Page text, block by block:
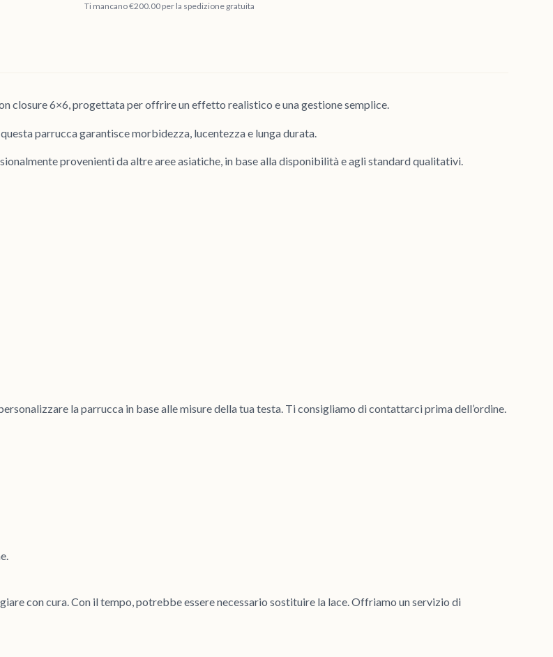
Ti mancano €200.00 per la spedizione gratuita
closure 6×6, progettata per offrire un effetto realistico e una gestione semplice.
parrucca garantisce morbidezza, lucentezza e lunga durata.
provenienti da altre aree asiatiche, in base alla disponibilità e agli standard qualitativi.
la parrucca in base alle misure della tua testa. Ti consigliamo di contattarci prima dell’ordine.
con cura. Con il tempo, potrebbe essere necessario sostituire la lace. Offriamo un servizio di